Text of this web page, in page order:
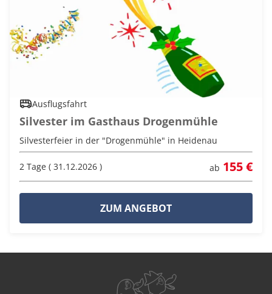
Ausflugsfahrt
Silvester im Gasthaus Drogenmühle
Silvesterfeier in der "Drogenmühle" in Heidenau
2 Tage ( 31.12.2026 ) ab 155 €
ZUM ANGEBOT